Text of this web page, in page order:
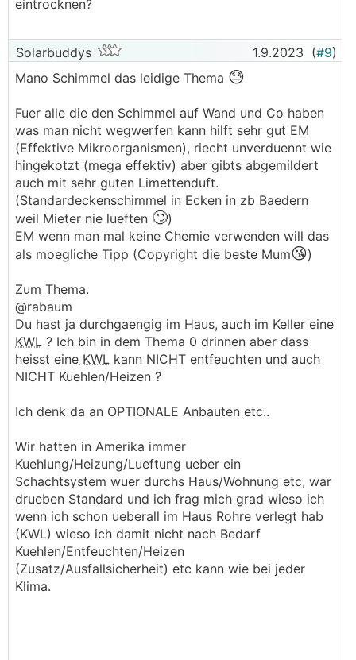
eintrocknen?
Solarbuddys 1.9.2023 (#9)
Mano Schimmel das leidige Thema 😓
Fuer alle die den Schimmel auf Wand und Co haben
was man nicht wegwerfen kann hilft sehr gut EM
(Effektive Mikroorganismen), riecht unverduennt wie
hingekotzt (mega effektiv) aber gibts abgemildert
auch mit sehr guten Limettenduft.
(Standardeckenschimmel in Ecken in zb Baedern
weil Mieter nie lueften 🙄)
EM wenn man mal keine Chemie verwenden will das
als moegliche Tipp (Copyright die beste Mum😘)
Zum Thema.
@rabaum
Du hast ja durchgaengig im Haus, auch im Keller eine
KWL ? Ich bin in dem Thema 0 drinnen aber dass
heisst eine KWL kann NICHT entfeuchten und auch
NICHT Kuehlen/Heizen ?
Ich denk da an OPTIONALE Anbauten etc..
Wir hatten in Amerika immer
Kuehlung/Heizung/Lueftung ueber ein
Schachtsystem wuer durchs Haus/Wohnung etc, war
drueben Standard und ich frag mich grad wieso ich
wenn ich schon ueberall im Haus Rohre verlegt hab
(KWL) wieso ich damit nicht nach Bedarf
Kuehlen/Entfeuchten/Heizen
(Zusatz/Ausfallsicherheit) etc kann wie bei jeder
Klima.